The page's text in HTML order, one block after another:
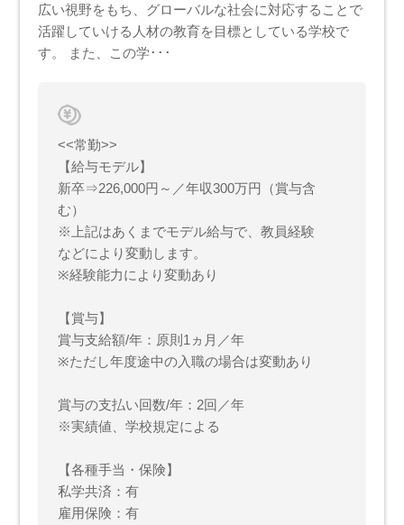
広い視野をもち、グローバルな社会に対応することで
活躍していける人材の教育を目標としている学校で
す。 また、この学･･･
<<常勤>>
【給与モデル】
新卒⇒226,000円～／年収300万円（賞与含
む）
※上記はあくまでモデル給与で、教員経験
などにより変動します。
※経験能力により変動あり
【賞与】
賞与支給額/年：原則1ヵ月／年
※ただし年度途中の入職の場合は変動あり
賞与の支払い回数/年：2回／年
※実績値、学校規定による
【各種手当・保険】
私学共済：有
雇用保険：有